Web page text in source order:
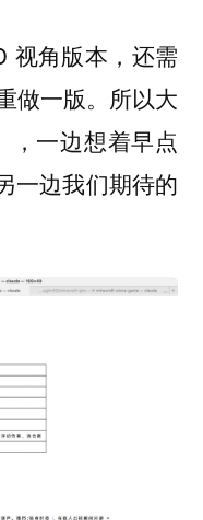
视角版本，还需
做一版。所以大
，一边想着早点
一边我们期待的